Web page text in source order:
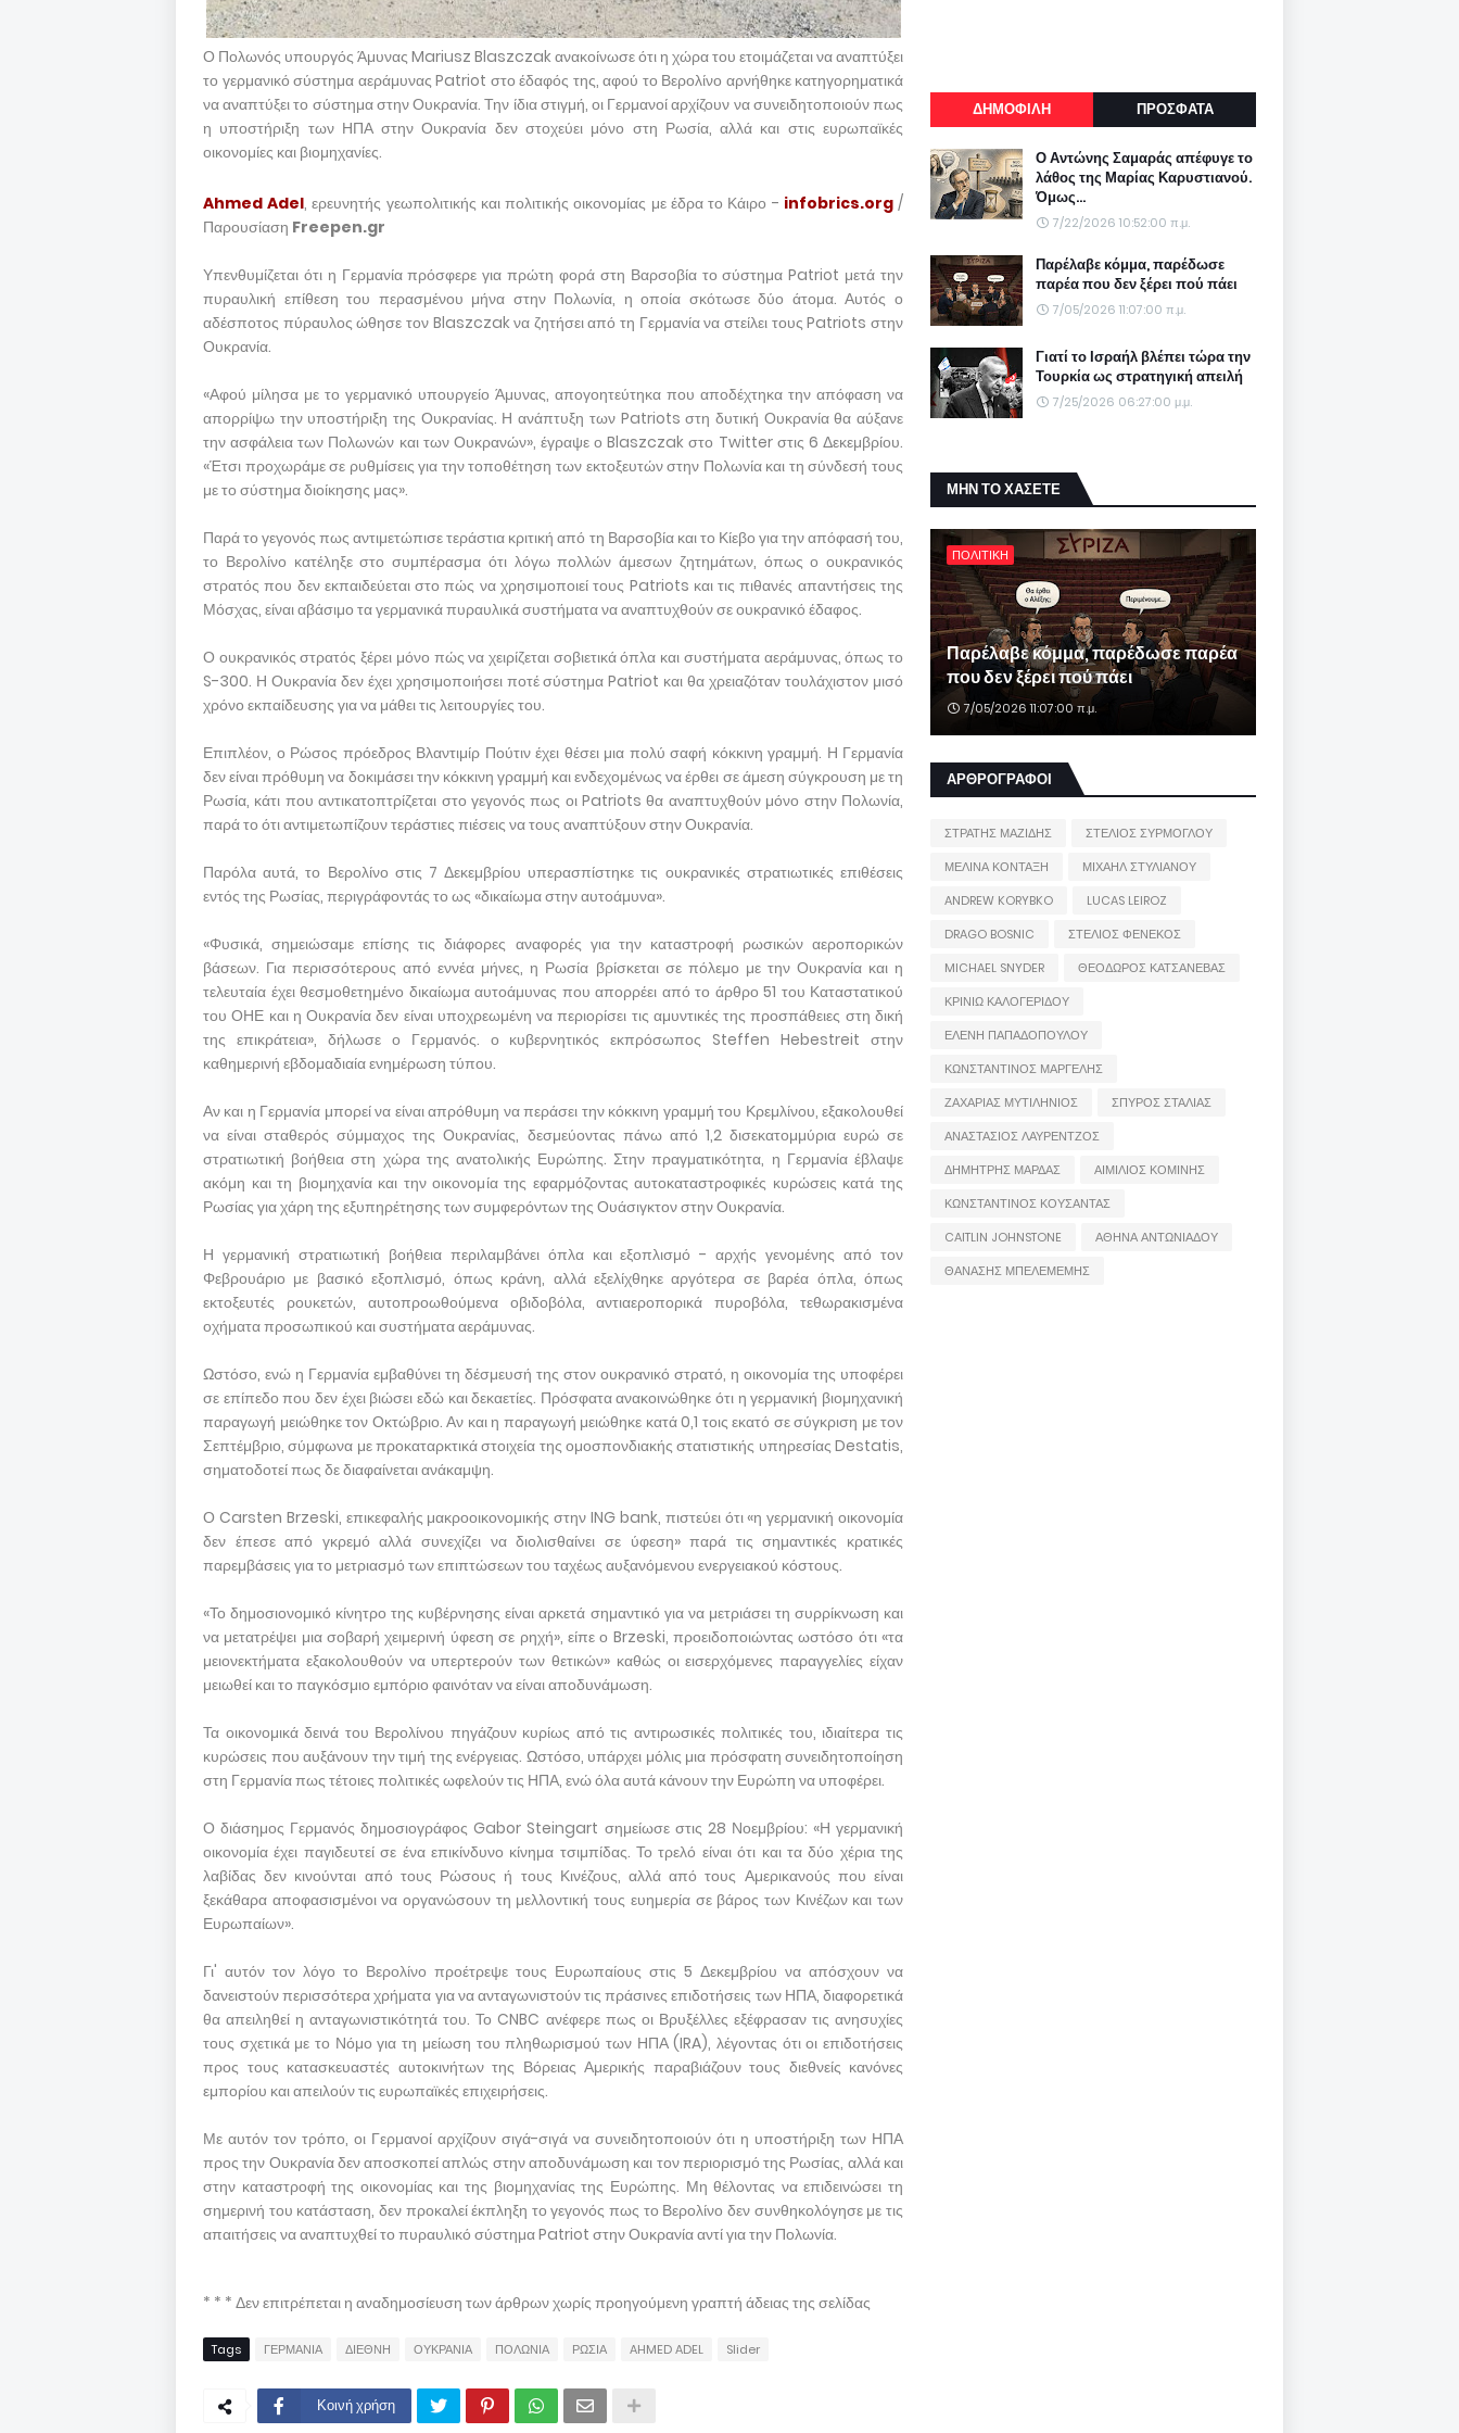
Ο Πολωνός υπουργός Άμυνας Mariusz Blaszczak ανακοίνωσε ότι η χώρα του ετοιμάζεται να αναπτύξει
το γερμανικό σύστημα αεράμυνας Patriot στο έδαφός της, αφού το Βερολίνο αρνήθηκε κατηγορηματικά
να αναπτύξει το σύστημα στην Ουκρανία. Την ίδια στιγμή, οι Γερμανοί αρχίζουν να συνειδητοποιούν πως
η υποστήριξη των ΗΠΑ στην Ουκρανία δεν στοχεύει μόνο στη Ρωσία, αλλά και στις ευρωπαϊκές
οικονομίες και βιομηχανίες.
Ahmed Adel, ερευνητής γεωπολιτικής και πολιτικής οικονομίας με έδρα το Κάιρο - infobrics.org/
Παρουσίαση Freepen.gr
Υπενθυμίζεται ότι η Γερμανία πρόσφερε για πρώτη φορά στη Βαρσοβία το σύστημα Patriot μετά την
πυραυλική επίθεση του περασμένου μήνα στην Πολωνία, η οποία σκότωσε δύο άτομα. Αυτός ο
αδέσποτος πύραυλος ώθησε τον Blaszczak να ζητήσει από τη Γερμανία να στείλει τους Patriots στην
Ουκρανία.
«Αφού μίλησα με το γερμανικό υπουργείο Άμυνας, απογοητεύτηκα που αποδέχτηκα την απόφαση να
απορρίψω την υποστήριξη της Ουκρανίας. Η ανάπτυξη των Patriots στη δυτική Ουκρανία θα αύξανε
την ασφάλεια των Πολωνών και των Ουκρανών», έγραψε ο Blaszczak στο Twitter στις 6 Δεκεμβρίου.
«Έτσι προχωράμε σε ρυθμίσεις για την τοποθέτηση των εκτοξευτών στην Πολωνία και τη σύνδεσή τους
με το σύστημα διοίκησης μας».
Παρά το γεγονός πως αντιμετώπισε τεράστια κριτική από τη Βαρσοβία και το Κίεβο για την απόφασή του,
το Βερολίνο κατέληξε στο συμπέρασμα ότι λόγω πολλών άμεσων ζητημάτων, όπως ο ουκρανικός
στρατός που δεν εκπαιδεύεται στο πώς να χρησιμοποιεί τους Patriots και τις πιθανές απαντήσεις της
Μόσχας, είναι αβάσιμο τα γερμανικά πυραυλικά συστήματα να αναπτυχθούν σε ουκρανικό έδαφος.
Ο ουκρανικός στρατός ξέρει μόνο πώς να χειρίζεται σοβιετικά όπλα και συστήματα αεράμυνας, όπως το
S-300. Η Ουκρανία δεν έχει χρησιμοποιήσει ποτέ σύστημα Patriot και θα χρειαζόταν τουλάχιστον μισό
χρόνο εκπαίδευσης για να μάθει τις λειτουργίες του.
Επιπλέον, ο Ρώσος πρόεδρος Βλαντιμίρ Πούτιν έχει θέσει μια πολύ σαφή κόκκινη γραμμή. Η Γερμανία
δεν είναι πρόθυμη να δοκιμάσει την κόκκινη γραμμή και ενδεχομένως να έρθει σε άμεση σύγκρουση με τη
Ρωσία, κάτι που αντικατοπτρίζεται στο γεγονός πως οι Patriots θα αναπτυχθούν μόνο στην Πολωνία,
παρά το ότι αντιμετωπίζουν τεράστιες πιέσεις να τους αναπτύξουν στην Ουκρανία.
Παρόλα αυτά, το Βερολίνο στις 7 Δεκεμβρίου υπερασπίστηκε τις ουκρανικές στρατιωτικές επιθέσεις
εντός της Ρωσίας, περιγράφοντάς το ως «δικαίωμα στην αυτοάμυνα».
«Φυσικά, σημειώσαμε επίσης τις διάφορες αναφορές για την καταστροφή ρωσικών αεροπορικών
βάσεων. Για περισσότερους από εννέα μήνες, η Ρωσία βρίσκεται σε πόλεμο με την Ουκρανία και η
τελευταία έχει θεσμοθετημένο δικαίωμα αυτοάμυνας που απορρέει από το άρθρο 51 του Καταστατικού
του ΟΗΕ και η Ουκρανία δεν είναι υποχρεωμένη να περιορίσει τις αμυντικές της προσπάθειες στη δική
της επικράτεια», δήλωσε ο Γερμανός. ο κυβερνητικός εκπρόσωπος Steffen Hebestreit στην
καθημερινή εβδομαδιαία ενημέρωση τύπου.
Αν και η Γερμανία μπορεί να είναι απρόθυμη να περάσει την κόκκινη γραμμή του Κρεμλίνου, εξακολουθεί
να είναι σταθερός σύμμαχος της Ουκρανίας, δεσμεύοντας πάνω από 1,2 δισεκατομμύρια ευρώ σε
στρατιωτική βοήθεια στη χώρα της ανατολικής Ευρώπης. Στην πραγματικότητα, η Γερμανία έβλαψε
ακόμη και τη βιομηχανία και την οικονομία της εφαρμόζοντας αυτοκαταστροφικές κυρώσεις κατά της
Ρωσίας για χάρη της εξυπηρέτησης των συμφερόντων της Ουάσιγκτον στην Ουκρανία.
Η γερμανική στρατιωτική βοήθεια περιλαμβάνει όπλα και εξοπλισμό - αρχής γενομένης από τον
Φεβρουάριο με βασικό εξοπλισμό, όπως κράνη, αλλά εξελίχθηκε αργότερα σε βαρέα όπλα, όπως
εκτοξευτές ρουκετών, αυτοπροωθούμενα οβιδοβόλα, αντιαεροπορικά πυροβόλα, τεθωρακισμένα
οχήματα προσωπικού και συστήματα αεράμυνας.
Ωστόσο, ενώ η Γερμανία εμβαθύνει τη δέσμευσή της στον ουκρανικό στρατό, η οικονομία της υποφέρει
σε επίπεδο που δεν έχει βιώσει εδώ και δεκαετίες. Πρόσφατα ανακοινώθηκε ότι η γερμανική βιομηχανική
παραγωγή μειώθηκε τον Οκτώβριο. Αν και η παραγωγή μειώθηκε κατά 0,1 τοις εκατό σε σύγκριση με τον
Σεπτέμβριο, σύμφωνα με προκαταρκτικά στοιχεία της ομοσπονδιακής στατιστικής υπηρεσίας Destatis,
σηματοδοτεί πως δε διαφαίνεται ανάκαμψη.
Ο Carsten Brzeski, επικεφαλής μακροοικονομικής στην ING bank, πιστεύει ότι «η γερμανική οικονομία
δεν έπεσε από γκρεμό αλλά συνεχίζει να διολισθαίνει σε ύφεση» παρά τις σημαντικές κρατικές
παρεμβάσεις για το μετριασμό των επιπτώσεων του ταχέως αυξανόμενου ενεργειακού κόστους.
«Το δημοσιονομικό κίνητρο της κυβέρνησης είναι αρκετά σημαντικό για να μετριάσει τη συρρίκνωση και
να μετατρέψει μια σοβαρή χειμερινή ύφεση σε ρηχή», είπε ο Brzeski, προειδοποιώντας ωστόσο ότι «τα
μειονεκτήματα εξακολουθούν να υπερτερούν των θετικών» καθώς οι εισερχόμενες παραγγελίες είχαν
μειωθεί και το παγκόσμιο εμπόριο φαινόταν να είναι αποδυνάμωση.
Τα οικονομικά δεινά του Βερολίνου πηγάζουν κυρίως από τις αντιρωσικές πολιτικές του, ιδιαίτερα τις
κυρώσεις που αυξάνουν την τιμή της ενέργειας. Ωστόσο, υπάρχει μόλις μια πρόσφατη συνειδητοποίηση
στη Γερμανία πως τέτοιες πολιτικές ωφελούν τις ΗΠΑ, ενώ όλα αυτά κάνουν την Ευρώπη να υποφέρει.
Ο διάσημος Γερμανός δημοσιογράφος Gabor Steingart σημείωσε στις 28 Νοεμβρίου: «Η γερμανική
οικονομία έχει παγιδευτεί σε ένα επικίνδυνο κίνημα τσιμπίδας. Το τρελό είναι ότι και τα δύο χέρια της
λαβίδας δεν κινούνται από τους Ρώσους ή τους Κινέζους, αλλά από τους Αμερικανούς που είναι
ξεκάθαρα αποφασισμένοι να οργανώσουν τη μελλοντική τους ευημερία σε βάρος των Κινέζων και των
Ευρωπαίων».
Γι' αυτόν τον λόγο το Βερολίνο προέτρεψε τους Ευρωπαίους στις 5 Δεκεμβρίου να απόσχουν να
δανειστούν περισσότερα χρήματα για να ανταγωνιστούν τις πράσινες επιδοτήσεις των ΗΠΑ, διαφορετικά
θα απειληθεί η ανταγωνιστικότητά του. Το CNBC ανέφερε πως οι Βρυξέλλες εξέφρασαν τις ανησυχίες
τους σχετικά με το Νόμο για τη μείωση του πληθωρισμού των ΗΠΑ (IRA), λέγοντας ότι οι επιδοτήσεις
προς τους κατασκευαστές αυτοκινήτων της Βόρειας Αμερικής παραβιάζουν τους διεθνείς κανόνες
εμπορίου και απειλούν τις ευρωπαϊκές επιχειρήσεις.
Με αυτόν τον τρόπο, οι Γερμανοί αρχίζουν σιγά-σιγά να συνειδητοποιούν ότι η υποστήριξη των ΗΠΑ
προς την Ουκρανία δεν αποσκοπεί απλώς στην αποδυνάμωση και τον περιορισμό της Ρωσίας, αλλά και
στην καταστροφή της οικονομίας και της βιομηχανίας της Ευρώπης. Μη θέλοντας να επιδεινώσει τη
σημερινή του κατάσταση, δεν προκαλεί έκπληξη το γεγονός πως το Βερολίνο δεν συνθηκολόγησε με τις
απαιτήσεις να αναπτυχθεί το πυραυλικό σύστημα Patriot στην Ουκρανία αντί για την Πολωνία.
* * * Δεν επιτρέπεται η αναδημοσίευση των άρθρων χωρίς προηγούμενη γραπτή άδειας της σελίδας
Tags ΓΕΡΜΑΝΙΑ ΔΙΕΘΝΗ ΟΥΚΡΑΝΙΑ ΠΟΛΩΝΙΑ ΡΩΣΙΑ AHMED ADEL Slider
Κοινή χρήση
ΔΗΜΟΦΙΛΗ ΠΡΟΣΦΑΤΑ
Ο Αντώνης Σαμαράς απέφυγε το
λάθος της Μαρίας Καρυστιανού.
Όμως...
7/22/2026 10:52:00 π.μ.
Παρέλαβε κόμμα, παρέδωσε
παρέα που δεν ξέρει πού πάει
7/05/2026 11:07:00 π.μ.
Γιατί το Ισραήλ βλέπει τώρα την
Τουρκία ως στρατηγική απειλή
7/25/2026 06:27:00 μ.μ.
ΜΗΝ ΤΟ ΧΑΣΕΤΕ
ΠΟΛΙΤΙΚΗ
Παρέλαβε κόμμα, παρέδωσε παρέα
που δεν ξέρει πού πάει
7/05/2026 11:07:00 π.μ.
ΑΡΘΡΟΓΡΑΦΟΙ
ΣΤΡΑΤΗΣ ΜΑΖΙΔΗΣ
ΣΤΕΛΙΟΣ ΣΥΡΜΟΓΛΟΥ
ΜΕΛΙΝΑ ΚΟΝΤΑΞΗ
ΜΙΧΑΗΛ ΣΤΥΛΙΑΝΟΥ
ANDREW KORYBKO
LUCAS LEIROZ
DRAGO BOSNIC
ΣΤΕΛΙΟΣ ΦΕΝΕΚΟΣ
MICHAEL SNYDER
ΘΕΟΔΩΡΟΣ ΚΑΤΣΑΝΕΒΑΣ
ΚΡΙΝΙΩ ΚΑΛΟΓΕΡΙΔΟΥ
ΕΛΕΝΗ ΠΑΠΑΔΟΠΟΥΛΟΥ
ΚΩΝΣΤΑΝΤΙΝΟΣ ΜΑΡΓΕΛΗΣ
ΖΑΧΑΡΙΑΣ ΜΥΤΙΛΗΝΙΟΣ
ΣΠΥΡΟΣ ΣΤΑΛΙΑΣ
ΑΝΑΣΤΑΣΙΟΣ ΛΑΥΡΕΝΤΖΟΣ
ΔΗΜΗΤΡΗΣ ΜΑΡΔΑΣ
ΑΙΜΙΛΙΟΣ ΚΟΜΙΝΗΣ
ΚΩΝΣΤΑΝΤΙΝΟΣ ΚΟΥΣΑΝΤΑΣ
CAITLIN JOHNSTONE
ΑΘΗΝΑ ΑΝΤΩΝΙΑΔΟΥ
ΘΑΝΑΣΗΣ ΜΠΕΛΕΜΕΜΗΣ